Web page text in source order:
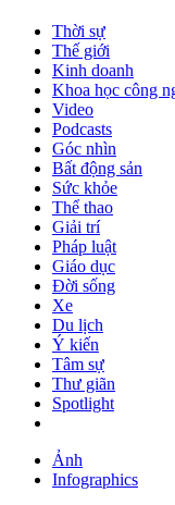
Thời sự
Thế giới
Kinh doanh
Khoa học công
Video
Podcasts
Góc nhìn
Bất động sản
Sức khỏe
Thể thao
Giải trí
Pháp luật
Giáo dục
Đời sống
Xe
Du lịch
Ý kiến
Tâm sự
Thư giãn
Spotlight
Ảnh
Infographics